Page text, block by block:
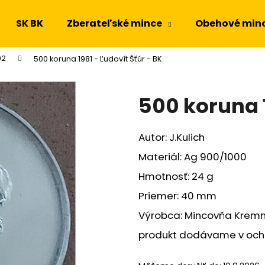
SK BK Zberateľské mince Obehové
500 koruna 1981 - Ľudovít Šťúr - BK
500 koruna
Autor: J.Kulich
Materiál: Ag 900/1000
Hmotnosť: 24 g
Priemer: 40 mm
Výrobca: Mincovňa
produkt dodávame v
Čo potrebujete nájsť?
HĽADAŤ
Odporúčame